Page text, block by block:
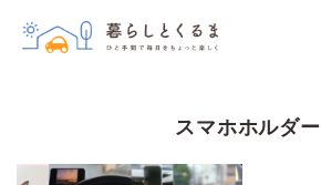
スマホホルダー